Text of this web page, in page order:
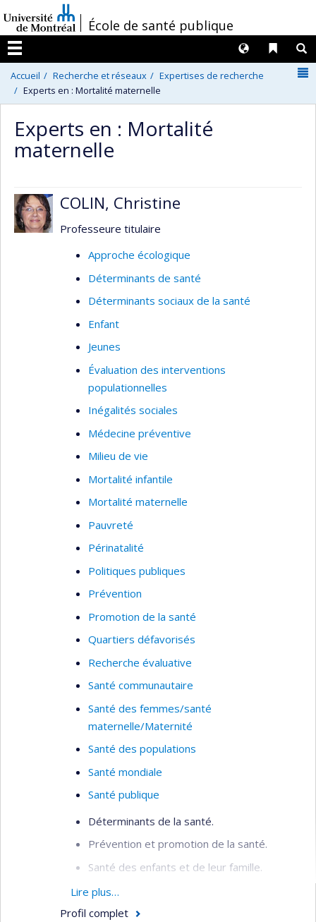
au
contenu
/École de santé publique
Menu
Liens
Langues
Accueil Recherche et réseaux
Expertises de recherche
Experts en : Mortalité maternelle
Experts en : Mortalité
maternelle
COLIN, Christine
Professeure titulaire
Approche écologique
Déterminants de santé
Déterminants sociaux de la santé
Enfant
Jeunes
Évaluation des interventions
populationnelles
Inégalités sociales
Médecine préventive
Milieu de vie
Mortalité infantile
Mortalité maternelle
Pauvreté
Périnatalité
Politiques publiques
Prévention
Promotion de la santé
Quartiers défavorisés
Recherche évaluative
Santé communautaire
Santé des femmes/santé
maternelle/Maternité
Santé des populations
Santé mondiale
Santé publique
Déterminants de la santé.
Prévention et promotion de la santé.
Santé des enfants et de leur famille.
Inégalités sociales de santé.
Organisation de la santé publique.
Lire plus…
Profil complet